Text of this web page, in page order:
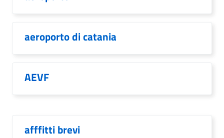
aeroporto di catania
AEVF
afffitti brevi